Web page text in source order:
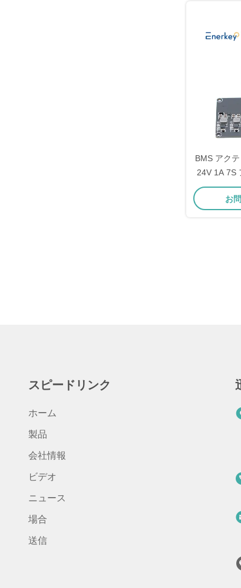
BMS アク
24V 1A 7S
ー Lipo /
お
スピードリンク
ホーム
製品
会社情報
ビデオ
ニュース
場合
送信